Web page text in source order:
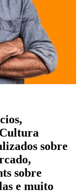
sobre
sobre
e muito